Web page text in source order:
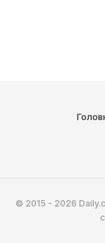
© 2015 - 2026